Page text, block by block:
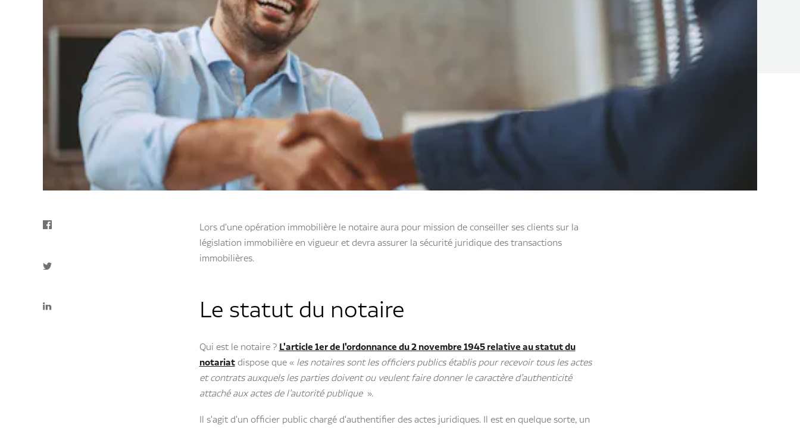
Lors d'une opération immobilière le notaire aura pour mission de conseiller ses clients sur la
législation immobilière en vigueur et devra assurer la sécurité juridique des transactions
immobilières.
Le statut du notaire
Qui est le notaire ?L'article 1er de l'ordonnance du 2 novembre 1945 relative au statut du
notariatdispose que « les notaires sont les officiers publics établis pour recevoir tous les actes
et contrats auxquels les parties doivent ou veulent faire donner le caractère d’authenticité
attaché aux actes de l’autorité publique ».
Il s'agit d'un officier public chargé d'authentifier des actes juridiques. Il est en quelque sorte, un